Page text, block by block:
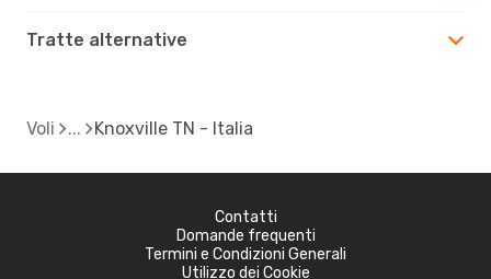
Tratte alternative
Voli Knoxville TN - Italia
Contatti
Domande frequenti
Termini e Condizioni Generali
Utilizzo dei Cookie